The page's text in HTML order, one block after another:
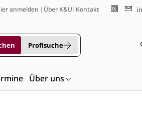
anmelden | Über K&U| Kontakt
Profisuche
Über uns